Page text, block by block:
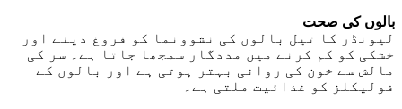
بالوں کی صحت
لیونڈر کا تیل بالوں کی نشوونما کو فروغ دینے اور
خشکی کو کم کرنے میں مددگار سمجھا جاتا ہے۔ سر کی
مالش سے خون کی روانی بہتر ہوتی ہے اور بالوں کے
فولیکلز کو غذائیت ملتی ہے۔